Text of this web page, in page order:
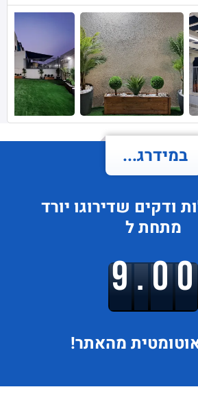
במידרג...
ודקים שדירוגו יורד
מתחת ל
9.00
מהאתר!